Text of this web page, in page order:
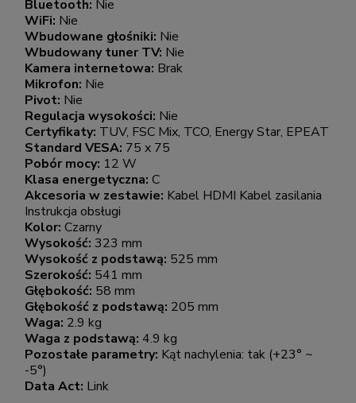
Bluetooth: Nie
WiFi: Nie
Wbudowane głośniki: Nie
Wbudowany tuner TV: Nie
Kamera internetowa: Brak
Mikrofon: Nie
Pivot: Nie
Regulacja wysokości: Nie
Certyfikaty: TUV, FSC Mix, TCO, Energy Star, EPEAT
Standard VESA: 75 x 75
Pobór mocy: 12 W
Klasa energetyczna: C
Akcesoria w zestawie: Kabel HDMI Kabel zasilania
Instrukcja obsługi
Kolor: Czarny
Wysokość: 323 mm
Wysokość z podstawą: 525 mm
Szerokość: 541 mm
Głębokość: 58 mm
Głębokość z podstawą: 205 mm
Waga: 2.9 kg
Waga z podstawą: 4.9 kg
Pozostałe parametry: Kąt nachylenia: tak (+23° ~
-5°)
Data Act: Link